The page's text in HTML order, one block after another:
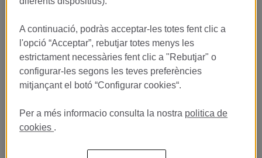
estudiantes en prácticas para su equipo de sala.
espectaculares crean una experiencia diferente en pleno
corazón de Barcelona.
Si quieres iniciar tu carrera en restauración y hospitality
premium, esta es tu oportunidad.
Mucho más que un servicio de
sala
A continuació, podràs acceptar-les totes fent clic a
l'opció “Acceptar”, rebutjar totes menys les
estrictament necessàries fent clic a "Rebutjar" o
configurar-les segons les teves preferències
mitjançant el botó “Configurar cookies“.
Per a més informacio consulta la nostra politica de
cookies .